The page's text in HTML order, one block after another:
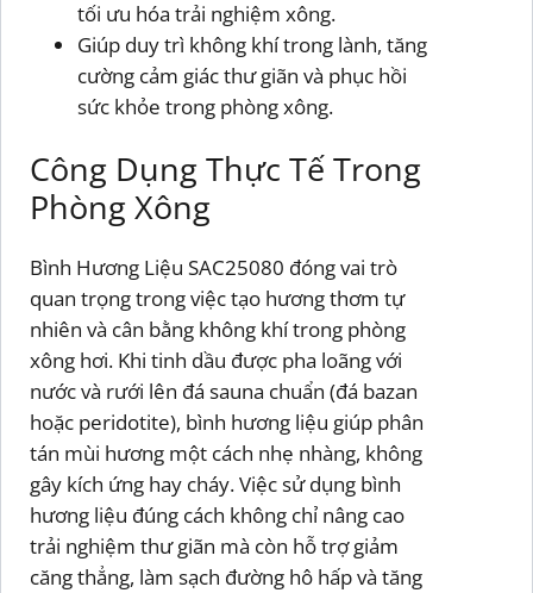
tối ưu hóa trải nghiệm xông.
Giúp duy trì không khí trong lành, tăng
cường cảm giác thư giãn và phục hồi
sức khỏe trong phòng xông.
Công Dụng Thực Tế Trong
Phòng Xông
Bình Hương Liệu SAC25080 đóng vai trò
quan trọng trong việc tạo hương thơm tự
nhiên và cân bằng không khí trong phòng
xông hơi. Khi tinh dầu được pha loãng với
nước và rưới lên đá sauna chuẩn (đá bazan
hoặc peridotite), bình hương liệu giúp phân
tán mùi hương một cách nhẹ nhàng, không
gây kích ứng hay cháy. Việc sử dụng bình
hương liệu đúng cách không chỉ nâng cao
trải nghiệm thư giãn mà còn hỗ trợ giảm
căng thẳng, làm sạch đường hô hấp và tăng